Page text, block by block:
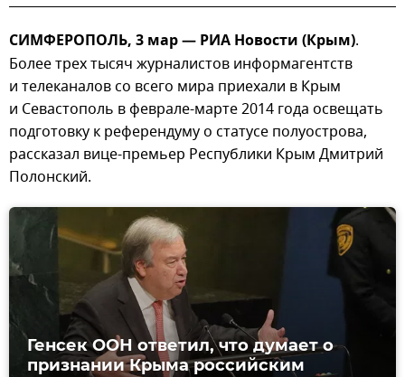
СИМФЕРОПОЛЬ, 3 мар — РИА Новости (Крым).
Более трех тысяч журналистов информагентств
и телеканалов со всего мира приехали в Крым
и Севастополь в феврале-марте 2014 года освещать
подготовку к референдуму о статусе полуострова,
рассказал вице-премьер Республики Крым Дмитрий
Полонский.
Генсек ООН ответил, что думает о
признании Крыма российским